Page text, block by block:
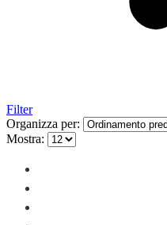
Filter
Organizza per:
Mostra: